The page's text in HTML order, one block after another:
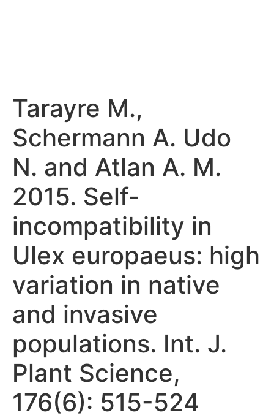
Tarayre M.,
Schermann A. Udo
N. and Atlan A. M.
2015. Self-
incompatibility in
Ulex europaeus: high
variation in native
and invasive
populations. Int. J.
Plant Science,
176(6): 515-524